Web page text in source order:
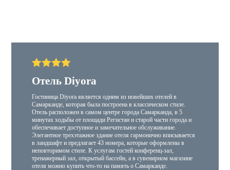
Отель Diyora
Гостиница Diyora является одним из новейших отелей в
Самарканде, которая была построена в классическом стиле.
Отель расположен в самом центре города Самарканда, в 5
минутах ходьбы от площади Регистан и старой части города и
обеспечивает доступное и замечательное обслуживание.
Элегантное трехэтажное здание отеля гармонично вписывается
в ландшафт и предлагает 43 номера, которые оформлены в
неповторимом стиле. К услугам гостей конференц-зал,
тренажерный зал, открытый бассейн, а в сувенирном магазине
отеля можно купить что-то на память о Самарканде.